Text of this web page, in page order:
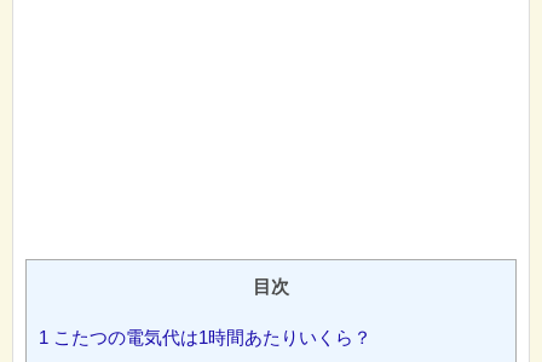
目次
1 こたつの電気代は1時間あたりいくら？